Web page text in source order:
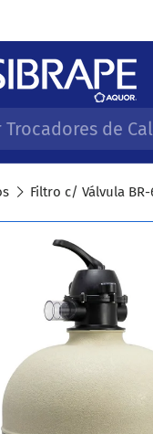
Filtro c/ Válvula BR-
a informação do